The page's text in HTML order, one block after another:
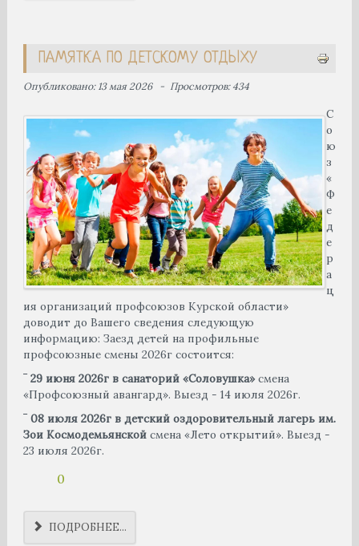
ПАМЯТКА ПО ДЕТСКОМУ ОТДЫХУ
Опубликовано: 13 мая 2026 Просмотров: 434
С
о
ю
з
«
Ф
е
д
е
р
а
ц
ия организаций профсоюзов Курской области»
доводит до Вашего сведения следующую
информацию: Заезд детей на профильные
профсоюзные смены 2026г состоится:
‾ 29 июня 2026г в санаторий «Соловушка»смена
«Профсоюзный авангард». Выезд - 14 июля 2026г.
‾ 08 июля 2026г в детский оздоровительный лагерь им.
Зои Космодемьянскойсмена «Лето открытий». Выезд -
23 июля 2026г.
0
ПОДРОБНЕЕ...